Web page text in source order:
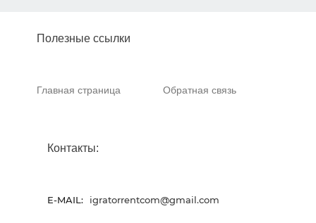
Полезные ссылки
Главная страница Обратная связь
Контакты:
E-MAIL: igratorrentcom@gmail.com